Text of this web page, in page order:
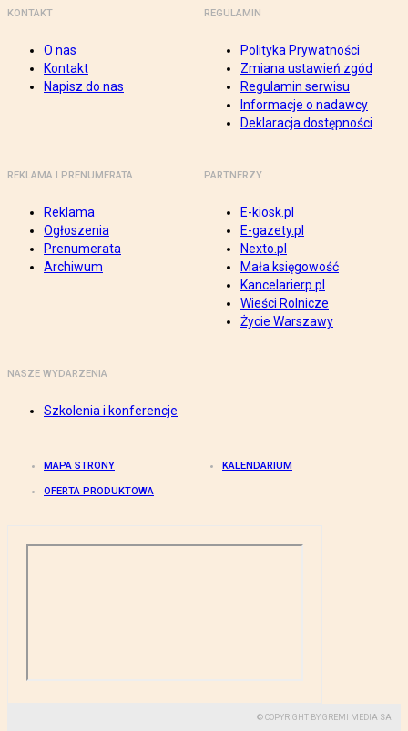
KONTAKT
O nas
Kontakt
Napisz do nas
REGULAMIN
Polityka Prywatności
Zmiana ustawień zgód
Regulamin serwisu
Informacje o nadawcy
Deklaracja dostępności
REKLAMA I PRENUMERATA
Reklama
Ogłoszenia
Prenumerata
Archiwum
PARTNERZY
E-kiosk.pl
E-gazety.pl
Nexto.pl
Mała księgowość
Kancelarierp.pl
Wieści Rolnicze
Życie Warszawy
NASZE WYDARZENIA
Szkolenia i konferencje
MAPA STRONY KALENDARIUM
OFERTA PRODUKTOWA
© COPYRIGHT BY GREMI MEDIA SA